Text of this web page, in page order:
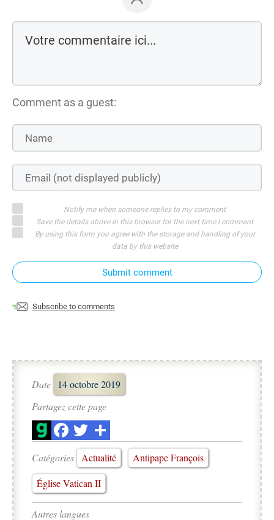
Comment as a guest:
Notify me when someone replies to my comment
Save the details above in this browser for the next time I comment
By using this form you agree with the storage and handling of your
data by this website
Submit comment
Subscribe to comments
Date
14 octobre 2019
Partagez cette page
Catégories Actualité
Antipape François
Église Vatican II
Autres langues